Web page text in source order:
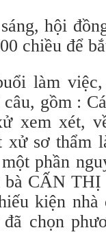
hội
chiều để
làm
gồm :
xem xét,
sơ thẩm
phần
bà CẤN
kiện nhà
chọn